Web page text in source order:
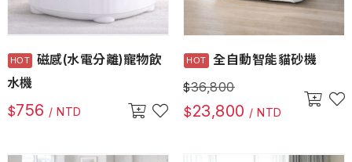
磁感(水電分離)寵物飲
水機
$756 / NTD
全自動智能貓砂機
$36,800
$23,800 / NTD